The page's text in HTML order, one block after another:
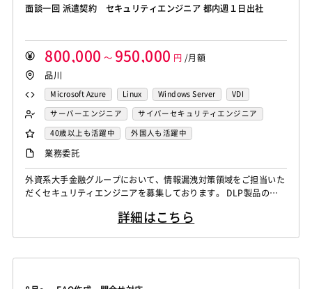
面談一回 派遣契約 セキュリティエンジニア 都内週１日出社
800,000 ～ 950,000 円 /月額
品川
Microsoft Azure Linux Windows Server
VDI
Hyper-V
VMware
サーバーエンジニア
サイバーセキュリティエンジニア
セキュリティエンジニア
40歳以上も活躍中
外国人も活躍中
自社内での受託開発案件
シニア・定年層歓迎
リモートOK
業務委託
外資系大手金融グループにおいて、情報漏洩対策領域をご担当いた
だくセキュリティエンジニアを募集しております。 DLP製品のご
外部媒体制御など、情報漏洩対策に関する実務経験をお持ちの方も
用支援 メール、We...
詳細はこちら